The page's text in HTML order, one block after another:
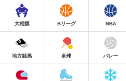
大相撲 Bリーグ NBA
地方競馬 卓球 バレー